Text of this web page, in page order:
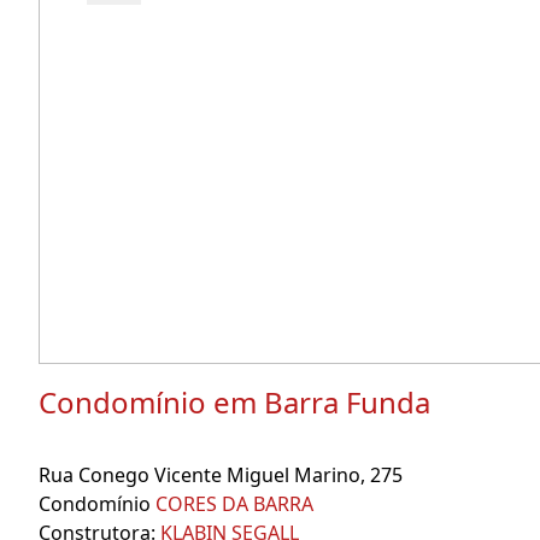
Condomínio em Barra Funda
Rua Conego Vicente Miguel Marino, 275
Condomínio CORES DA BARRA
Construtora: KLABIN SEGALL